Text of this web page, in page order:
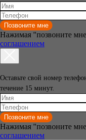
Позвоните мне
Нажимая "позвоните
соглашением
Оставьте свой номер
течение 15 минут.
Позвоните мне
Нажимая "позвоните
соглашением